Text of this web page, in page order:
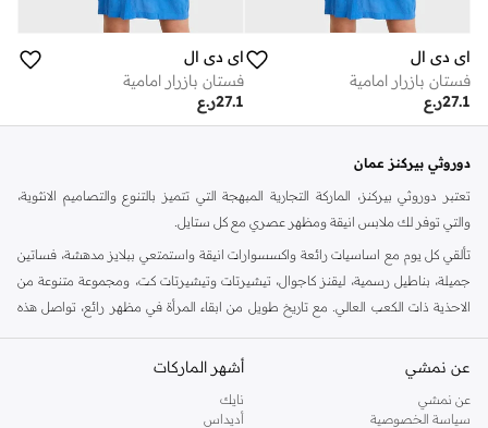
اي دي ال
فستان بازرار امامية
ر.ع27.1
اي دي ال
فستان بازرار امامية
ر.ع27.1
دوروثي بيركنز عمان
تعتبر دوروثي بيركنز، الماركة التجارية المبهجة التي تتميز بالتنوع والتصاميم الانثوية،
والتي توفر لك ملابس انيقة ومظهر عصري مع كل ستايل.
تألقي كل يوم مع اساسيات رائعة واكسسوارات انيقة واستمتعي ببلايز مدهشة، فساتين
جميلة، بناطيل رسمية، ليقنز كاجوال، تيشيرتات وتيشيرتات كت، ومجموعة متنوعة من
الاحذية ذات الكعب العالي. مع تاريخ طويل من ابقاء المرأة في مظهر رائع، تواصل هذه
كنت تقومين بتجديد خزانة ملابسك الملائمة للعمل، البحث عن فستان مثالي للحفلات او
اليه.
عن نمشي
عن نمشي
سياسة الخصوصية
أشهر الماركات
نايك
أديداس